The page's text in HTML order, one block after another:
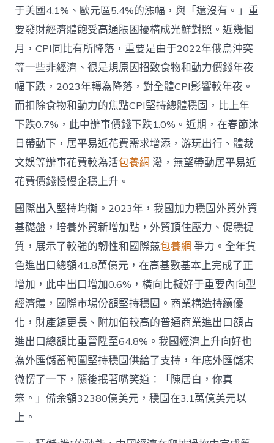
于美國4.1%、歐元區5.4%的漲幅，與「還沒有。」重
要發財經濟體飽受高通脹困擾構成光鮮對照。近幾個
月，CPI同比有所降落，重要是由于2022年俄烏沖突
等一些非經濟、很是規原因招致食物和動力價錢年夜
幅下跌，2023年轉為降落，對全體CPI影響較年夜。
而扣除食物和動力的焦點CPI堅持總體穩固，比上年
下跌0.7%，此中辦事價錢下跌1.0%。近期，在春節沐
日帶動下，居平易近花費需求增添，游玩出行、體裁
文娛等辦事花費較為活包養網 潑，無望帶動居平易近
花費價錢慢慢企穩上升。
國際出入堅持均衡。2023年，我國加力穩固外貿外資
基礎盤，培養外貿新增加點，外貿頂住壓力、促穩提
質，展示了較強的韌性和國際競包養網 爭力。全年貨
色進出口總額41.8萬億元，在高基數基本上完成了正
增加，此中出口增加0.6%，橫向比擬好于重要內向型
經濟體，國際市場份額堅持穩固。商業構造持續優
化，財產鏈更長、附加值較高的普通商業進出口額占
進出口總額比重晉陞至64.8%。我國經濟上升向好也
為外匯儲蓄範圍堅持穩固供給了支持，年底外匯儲宋
微愣了一下，隨後抿著嘴笑道：「陳居白，你真
笨。」備余額32380億美元，穩固在3.1萬億美元以
上。